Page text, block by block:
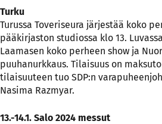
Turku
Turussa Toveriseura järjestää koko
pääkirjaston studiossa klo 13.
Laamasen koko perheen show ja
puuhanurkkaus. Tilaisuus on
tilaisuuteen tuo SDP:n
Nasima Razmyar.
13.-14.1. Salo 2024 messut